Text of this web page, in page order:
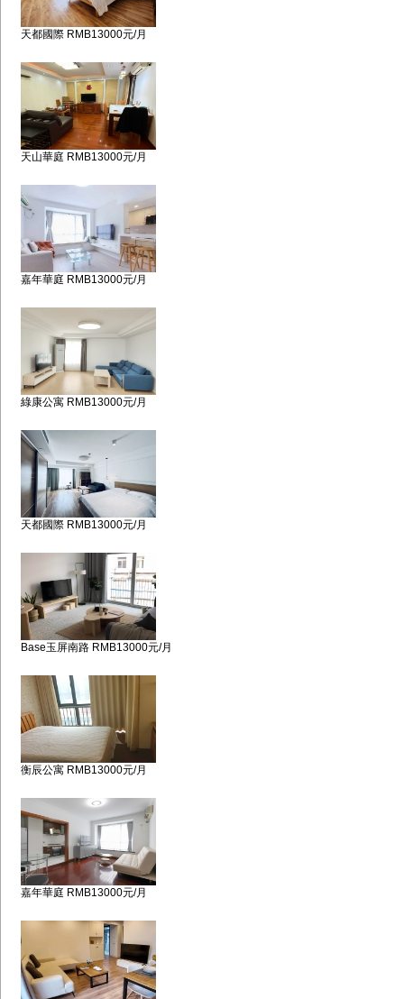
天都國際 RMB13000元/月
天山華庭 RMB13000元/月
嘉年華庭 RMB13000元/月
綠康公寓 RMB13000元/月
天都國際 RMB13000元/月
Base玉屏南路 RMB13000元/月
衡辰公寓 RMB13000元/月
嘉年華庭 RMB13000元/月